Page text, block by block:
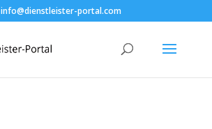
info@dienstleister-portal.com